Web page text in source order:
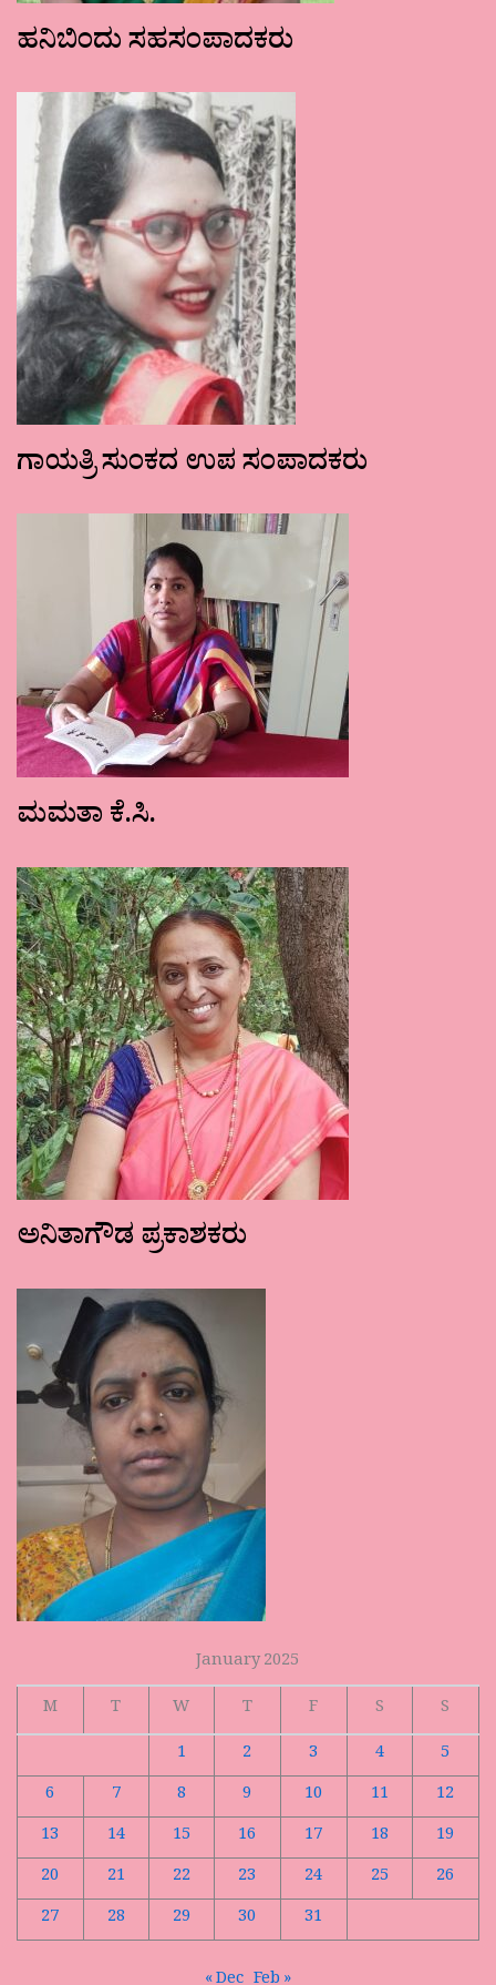
ಹನಿಬಿಂದು ಸಹಸಂಪಾದಕರು
ಗಾಯತ್ರಿ ಸುಂಕದ ಉಪ ಸಂಪಾದಕರು
ಮಮತಾ ಕೆ.ಸಿ.
ಅನಿತಾಗೌಡ ಪ್ರಕಾಶಕರು
January 2025
M
T W T F S
S
1
2 3 4
5
6
7 8 9 10 11
12
13
14 15 16 17 18
19
20
21 22 23 24 25
26
27
28 29 30 31